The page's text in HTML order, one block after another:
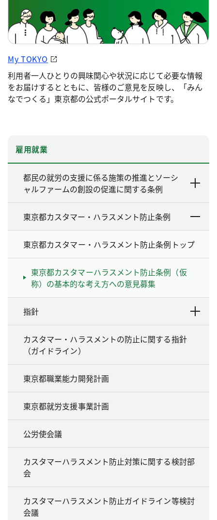
My TOKYO
利用者一人ひとりの興味関心や状況に応じて必要な情報
をお届けするとともに、皆様のご意見を反映し、「みん
なでつくる」東京都の公式ポータルサイトです。
雇用就業
都民の就労の支援に係る施策の推進とソーシ
ャルファームの創設の促進に関する条例
東京都カスタマー・ハラスメント防止条例
東京都カスタマー・ハラスメント防止条例トップ
東京都カスタマーハラスメント防止条例（仮
称）の基本的な考え方への意見募集
指針
カスタマー・ハラスメントの防止に関する指針
（ガイドライン）
東京都職業能力開発計画
東京都就労支援事業計画
公労使会議
カスタマーハラスメント防止対策に関する検討部
会
カスタマーハラスメント防止ガイドライン等検討
会議